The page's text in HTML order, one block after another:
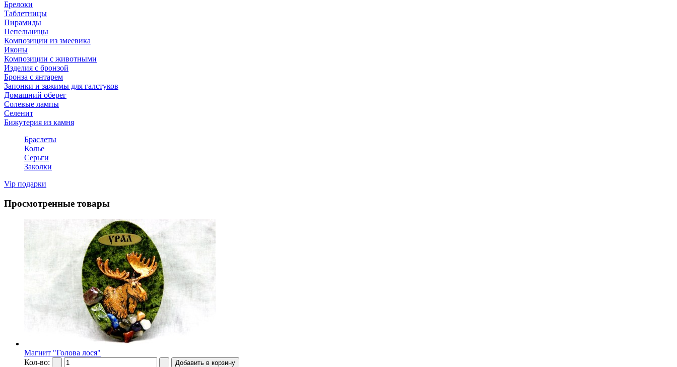
Брелоки
Таблетницы
Пирамиды
Пепельницы
Композиции из змеевика
Иконы
Композиции с животными
Изделия с бронзой
Бронза с янтарем
Запонки и зажимы для галстуков
Домашний оберег
Солевые лампы
Селенит
Бижутерия из камня
Браслеты
Колье
Серьги
Заколки
Vip подарки
Просмотренные товары
Магнит "Голова лося"
Кол-во: